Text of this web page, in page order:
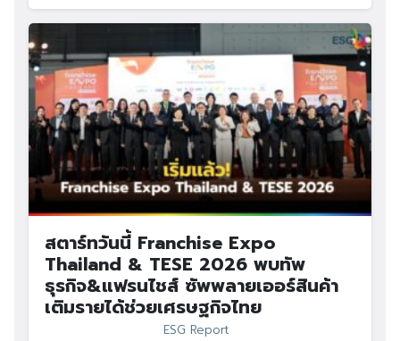
สตาร์ทวันนี้ Franchise Expo
Thailand & TESE 2026 พบทัพ
ธุรกิจ&แฟรนไชส์ ซัพพลายเออร์สินค้า
เติมรายได้ช่วยเศรษฐกิจไทย
ESG Report